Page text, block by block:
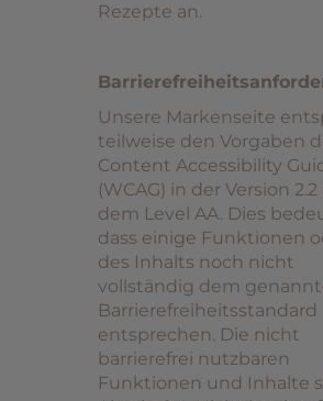
Rezepte an.
Unsere Markenseite
teilweise den Vorgaben
Content Accessibility
(WCAG) in der Version 2.2
dem Level AA. Dies
dass einige Funktionen
des Inhalts noch nicht
vollständig dem
Barrierefreiheitsstandard
entsprechen. Die nicht
barrierefrei nutzbaren
Funktionen und Inhalte